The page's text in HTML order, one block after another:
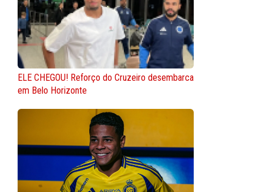
ELE CHEGOU! Reforço do Cruzeiro desembarca
em Belo Horizonte